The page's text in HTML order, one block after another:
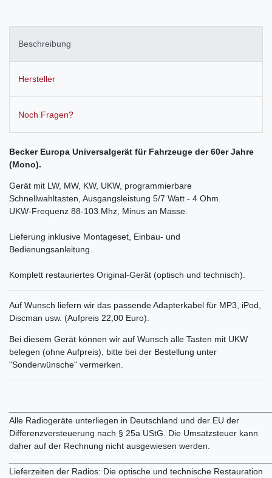
Beschreibung
Hersteller
Noch Fragen?
Becker Europa Universalgerät für Fahrzeuge der 60er Jahre
(Mono).
Gerät mit LW, MW, KW, UKW, programmierbare
Schnellwahltasten, Ausgangsleistung 5/7 Watt - 4 Ohm.
UKW-Frequenz 88-103 Mhz, Minus an Masse.
Lieferung inklusive Montageset, Einbau- und
Bedienungsanleitung.
Komplett restauriertes Original-Gerät (optisch und technisch).
Auf Wunsch liefern wir das passende Adapterkabel für MP3, iPod,
Discman usw. (Aufpreis 22,00 Euro).
Bei diesem Gerät können wir auf Wunsch alle Tasten mit UKW
belegen (ohne Aufpreis), bitte bei der Bestellung unter
"Sonderwünsche" vermerken.
Alle Radiogeräte unterliegen in Deutschland und der EU der
Differenzversteuerung nach § 25a UStG. Die Umsatzsteuer kann
daher auf der Rechnung nicht ausgewiesen werden.
Lieferzeiten der Radios: Die optische und technische Restauration